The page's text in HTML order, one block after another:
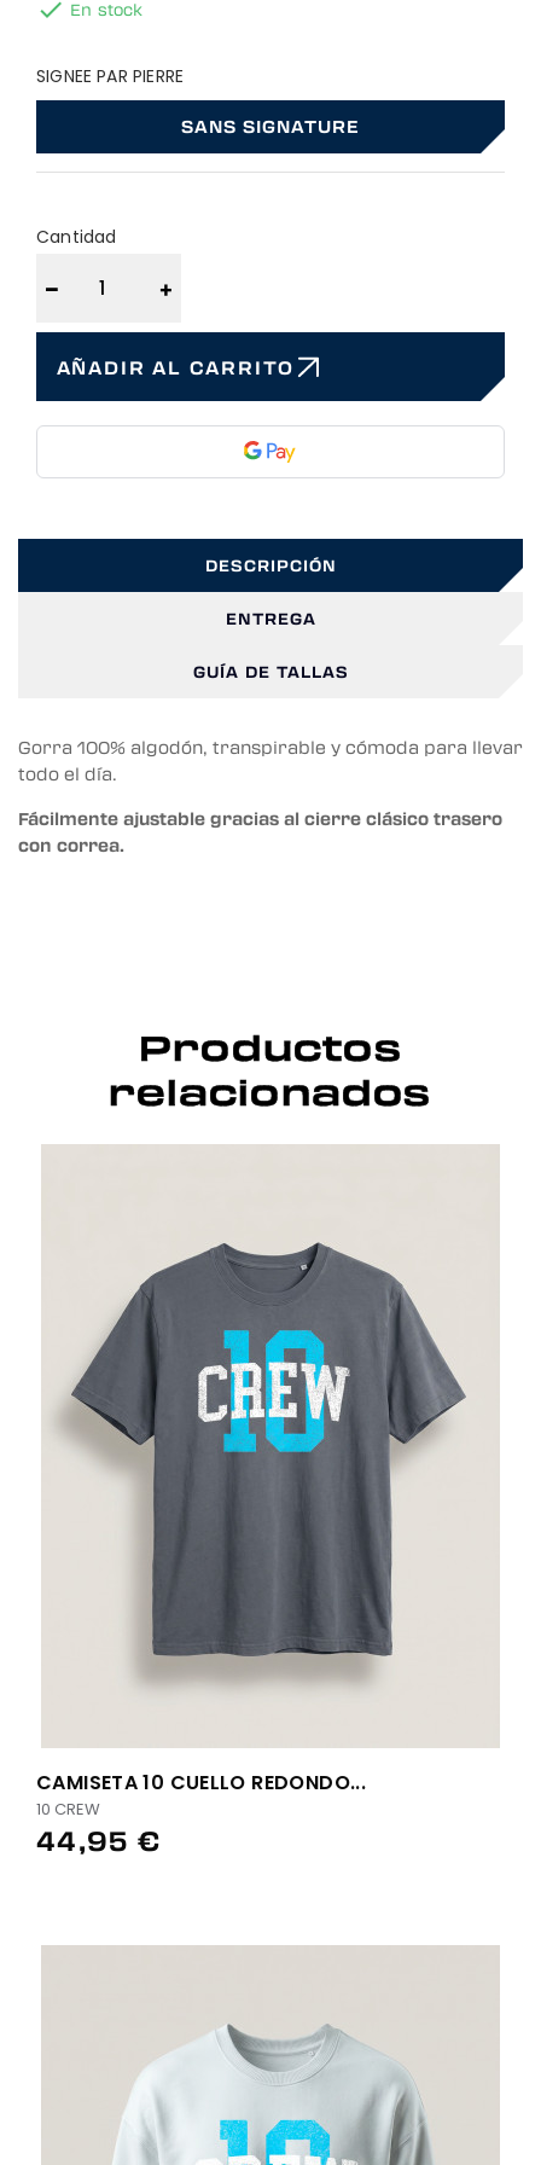
 En stock
SIGNEE PAR PIERRE
SANS SIGNATURE
Cantidad
− +
AÑADIR AL CARRITO
DESCRIPCIÓN
ENTREGA
GUÍA DE TALLAS
Gorra 100% algodón, transpirable y cómoda para llevar
todo el día.
Fácilmente ajustable gracias al cierre clásico trasero
con correa.
Productos
relacionados
CAMISETA 10 CUELLO REDONDO...
10 CREW
44,95 €